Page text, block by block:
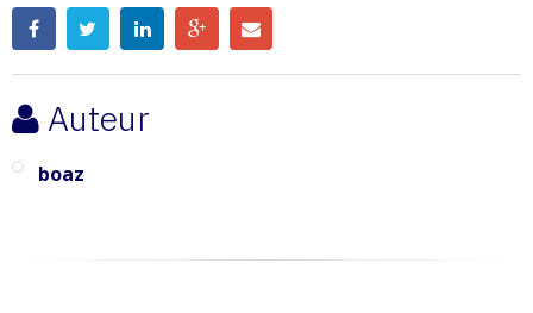
Auteur
boaz